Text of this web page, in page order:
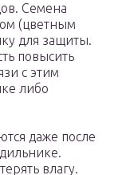
Семена
(цветным
для защиты.
повысить
с этим
либо
даже после
влагу.